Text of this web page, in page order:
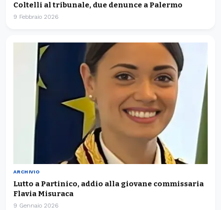
Coltelli al tribunale, due denunce a Palermo
9 Febbraio 2026
ARCHIVIO
Lutto a Partinico, addio alla giovane commissaria
Flavia Misuraca
9 Gennaio 2026